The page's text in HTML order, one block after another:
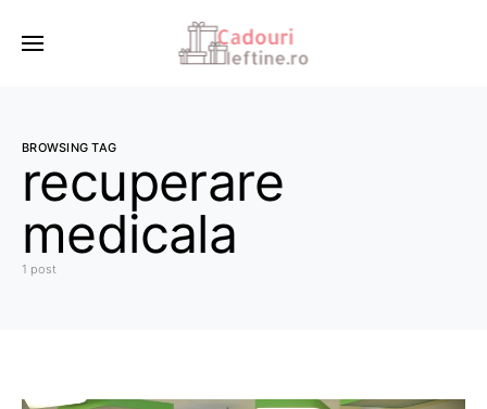
BROWSING TAG
recuperare
medicala
1 post